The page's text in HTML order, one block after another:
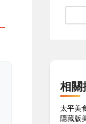
相關
太平美
隱藏版